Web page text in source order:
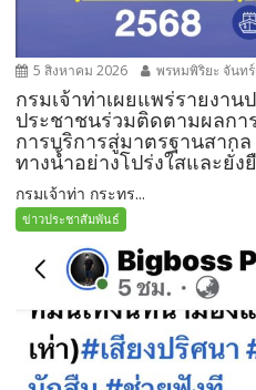
5 สิงหาคม 2026 พรหมพิริยะ จันท
กรมเจ้าท่าเผยแพร่รายงาน
ประชาชนร่วมติดตามผลกา
การบริการสู่มาตรฐานสาก
ทางน้ำอย่างโปร่งใสและยั่ง
กรมเจ้าท่า กระทร...
ข่าวประชาสัมพันธ์